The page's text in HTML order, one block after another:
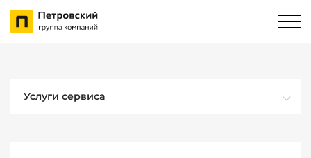
Услуги сервиса